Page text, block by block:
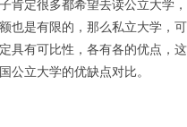
肯定很多都希望去读公立大学
也是有限的，那么私立大学，
具有可比性，各有各的优点，
公立大学的优缺点对比。